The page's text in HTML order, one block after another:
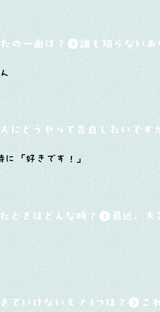
の一面は？
にどうやって告白したいです
「好きです！」
ときはどんな時？
ていけないモノ3つは？